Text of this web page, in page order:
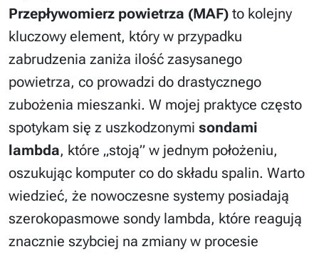
Przepływomierz powietrza (MAF) to kolejny
kluczowy element, który w przypadku
zabrudzenia zaniża ilość zasysanego
powietrza, co prowadzi do drastycznego
zubożenia mieszanki. W mojej praktyce często
spotykam się z uszkodzonymi sondami
lambda, które „stoją” w jednym położeniu,
oszukując komputer co do składu spalin. Warto
wiedzieć, że nowoczesne systemy posiadają
szerokopasmowe sondy lambda, które reagują
znacznie szybciej na zmiany w procesie